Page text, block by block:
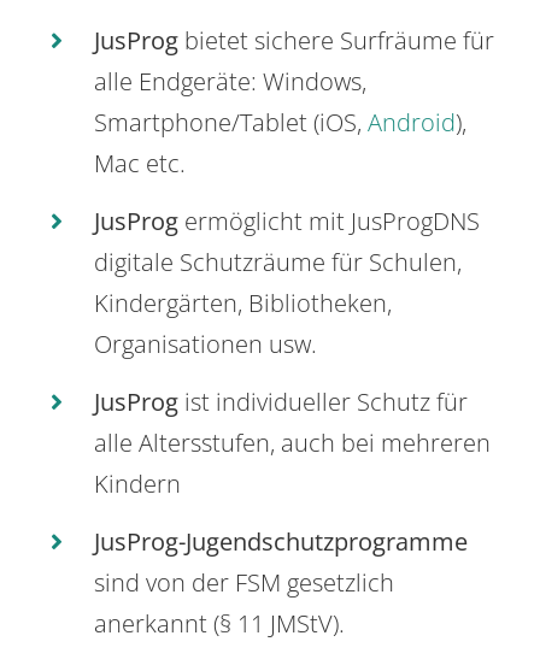
JusProg bietet sichere Surfräume für
alle Endgeräte: Windows,
Smartphone/Tablet (iOS, Android),
Mac etc.
JusProg ermöglicht mit JusProgDNS
digitale Schutzräume für Schulen,
Kindergärten, Bibliotheken,
Organisationen usw.
JusProg ist individueller Schutz für
alle Altersstufen, auch bei mehreren
Kindern
JusProg-Jugendschutzprogramme
sind von der FSM gesetzlich
anerkannt (§ 11 JMStV).